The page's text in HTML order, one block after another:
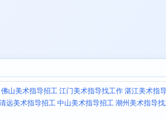
佛山美术指导招工 江门美术指导找工作湛江美术指
远美术指导招工 中山美术指导招工 潮州美术指导